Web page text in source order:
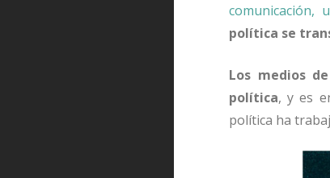
comunicación,
política se
Los medios
política, y es
política ha